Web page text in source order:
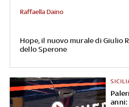
Hope, il nuovo murale di Giulio
dello Sperone
Raffaella Daino